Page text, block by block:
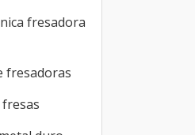
fresadora
fresadoras